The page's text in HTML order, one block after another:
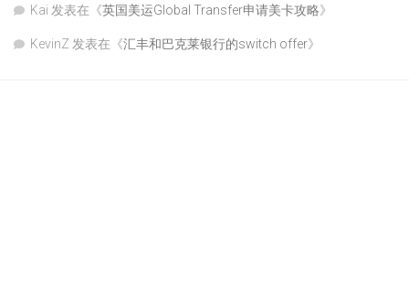
Kai 发表在《英国美运Global Transfer申请美卡攻略》
KevinZ 发表在《汇丰和巴克莱银行的switch offer》